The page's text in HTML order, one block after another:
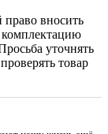
право вносить
комплектацию
уточнять
товар